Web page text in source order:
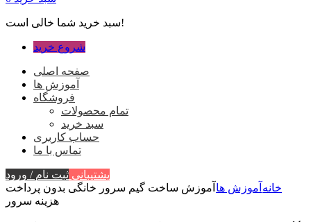
سبد خرید شما خالی است!
شروع خرید
صفحه اصلی
آموزش ها
فروشگاه
تمام محصولات
سبد خرید
حساب کاربری
تماس با ما
پشتیبانی ثبت نام / ورود
خانه آموزش ها آموزش ساخت گیم سرور خانگی بدون پرداخت
هزینه سرور